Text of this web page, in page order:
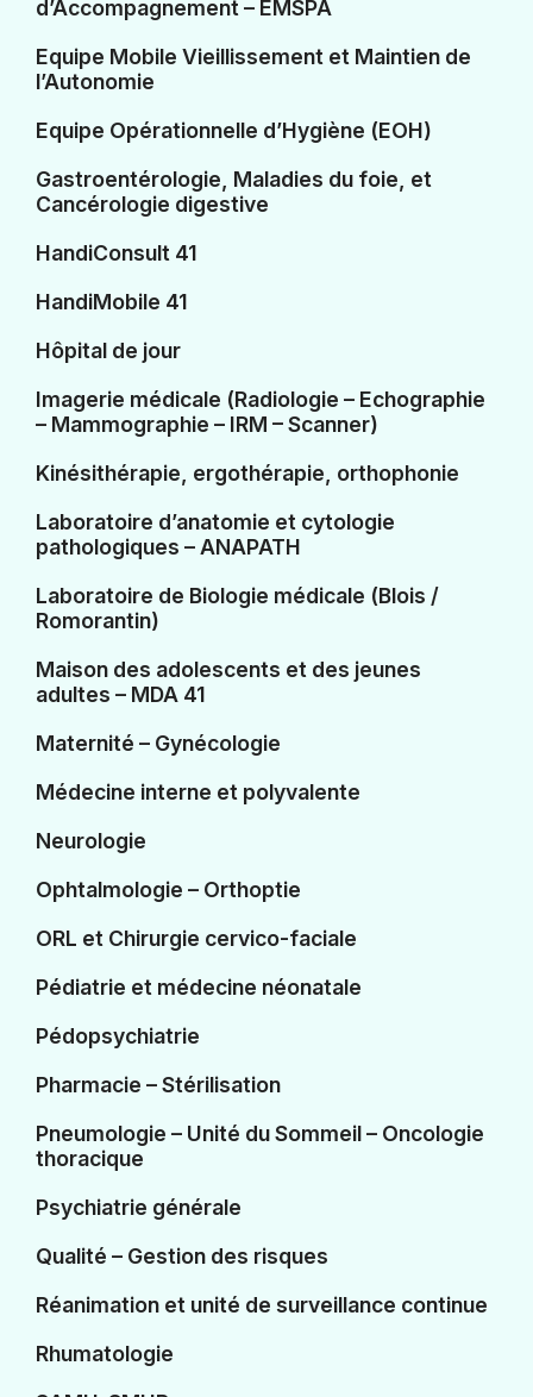
d’Accompagnement – EMSPA
Equipe Mobile Vieillissement et Maintien de
l’Autonomie
Equipe Opérationnelle d’Hygiène (EOH)
Gastroentérologie, Maladies du foie, et
Cancérologie digestive
HandiConsult 41
HandiMobile 41
Hôpital de jour
Imagerie médicale (Radiologie – Echographie
– Mammographie – IRM – Scanner)
Kinésithérapie, ergothérapie, orthophonie
Laboratoire d’anatomie et cytologie
pathologiques – ANAPATH
Laboratoire de Biologie médicale (Blois /
Romorantin)
Maison des adolescents et des jeunes
adultes – MDA 41
Maternité – Gynécologie
Médecine interne et polyvalente
Neurologie
Ophtalmologie – Orthoptie
ORL et Chirurgie cervico-faciale
Pédiatrie et médecine néonatale
Pédopsychiatrie
Pharmacie – Stérilisation
Pneumologie – Unité du Sommeil – Oncologie
thoracique
Psychiatrie générale
Qualité – Gestion des risques
Réanimation et unité de surveillance continue
Rhumatologie